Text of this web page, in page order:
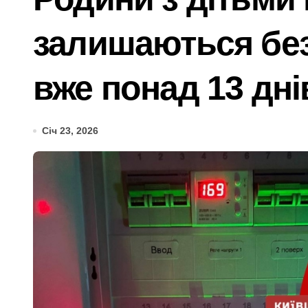
Ремонт тормозной системы
Київ: судовий процес над
Послуги митного брокера як частина
Київщина пережила сплеск
Під Києвом виявлено групу
Як обрати букет під конкретний
Поліція Київщини з’ясовує деталі
Безкоштовне кріозбереження для
«Приватні укриття, безлад у метро та
залишаються
вже понад 13
Січ 23, 2026